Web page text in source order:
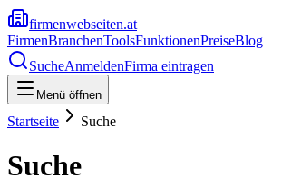
firmenwebseiten.at
FirmenBranchenToolsFunktionenPreiseBlog
SucheAnmeldenFirma eintragen
Menü öffnen
Startseite Suche
Suche